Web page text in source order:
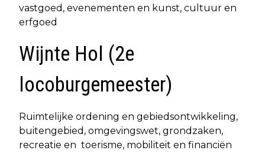
vastgoed, evenementen en kunst, cultuur en
erfgoed
Wijnte Hol (2e
locoburgemeester)
Ruimtelijke ordening en gebiedsontwikkeling,
buitengebied, omgevingswet, grondzaken,
recreatie en toerisme, mobiliteit en financiën